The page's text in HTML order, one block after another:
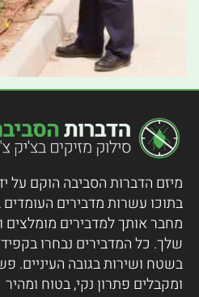
מיזם הדברות הסביבה הוקם על
בתוכו עשרות מדבירים
מחבר אותך למדבירים מומלצים
שלך. כל המדבירים נבחרו
בשטח ושירות בגובה העיניים.
ומקבלים פתרון נקי, בטוח ומהיר